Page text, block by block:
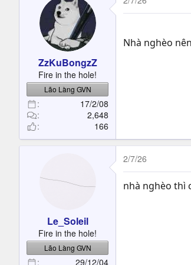
ZzKuBongzZ
Fire in the hole!
Lão Làng GVN
17/2/08
2,648
166
Nhà nghèo
Le_Soleil
Fire in the hole!
Lão Làng GVN
29/12/04
2/7/26
nhà nghèo thì